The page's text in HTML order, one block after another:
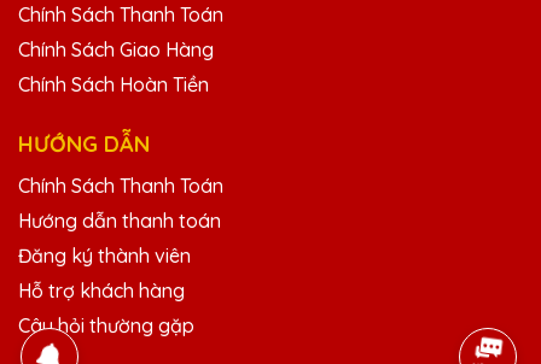
Đặng Thị Mỹ
25/11/2025
rất tốt, thiết kế đẹp và độc đáo. Rất hài lòng
với sản phẩm.
Ngô Thị Mai
25/11/2025
Thiết kế kỷ niệm chương của Quà Tặng Pha
Lê QTG rất tinh tế và độc đáo. Rất hài lòng
Chính Sách Thanh Toán
Chính Sách Giao Hàng
Chính Sách Hoàn Tiền
HƯỚNG DẪN
Chính Sách Thanh Toán
Hướng dẫn thanh toán
Đăng ký thành viên
Hỗ trợ khách hàng
Câu hỏi thường gặp